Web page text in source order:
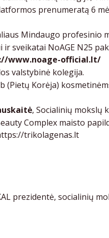
prenumeratą 6
Mindaugo profesinio
sveikatai NoAGE N25
www.noage-official.lt/
valstybinė kolegija.
(Pietų Korėja)
, Socialinių mokslų
Complex maisto
trikolagenas.lt
prezidentė, socialinių